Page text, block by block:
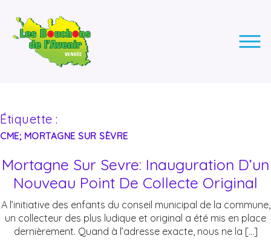
Étiquette :
CME; MORTAGNE SUR SÈVRE
Mortagne Sur Sevre: Inauguration D’un
Nouveau Point De Collecte Original
A l’initiative des enfants du conseil municipal de la commune,
un collecteur des plus ludique et original a été mis en place
dernièrement. Quand à l’adresse exacte, nous ne la […]